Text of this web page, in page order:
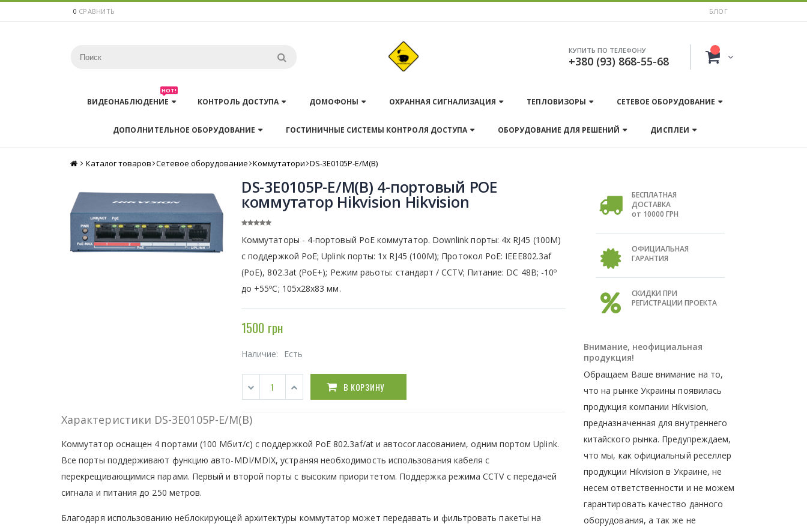
0 СРАВНИТЬ БЛОГ
КУПИТЬ ПО ТЕЛЕФОНУ
+380 (93) 868-55-68
ВИДЕОНАБЛЮДЕНИЕ
HOT!
КОНТРОЛЬ ДОСТУПА ДОМОФОНЫ ОХРАННАЯ СИГНАЛИЗАЦИЯ ТЕПЛОВИЗОРЫ СЕТЕВОЕ ОБОРУДОВАНИЕ
ДОПОЛНИТЕЛЬНОЕ ОБОРУДОВАНИЕ ГОСТИНИЧНЫЕ СИСТЕМЫ КОНТРОЛЯ ДОСТУПА ОБОРУДОВАНИЕ ДЛЯ РЕШЕНИЙ ДИСПЛЕИ
Главная
Каталог товаров Сетевое оборудование Коммутатори DS-3E0105P-E/M(B)
DS-3E0105P-E/M(B) 4-портовый POE
коммутатор Hikvision Hikvision
Коммутаторы - 4-портовый РоЕ коммутатор. Downlink порты: 4x RJ45 (100M)
с поддержкой PoE; Uplink порты: 1x RJ45 (100M); Протокол PoE: IEEE802.3af
(PoE), 802.3at (PoE+); Режим раьоты: стандарт / CCTV; Питание: DC 48В; -10º
до +55ºC; 105x28x83 мм.
1500 грн
Наличие: Есть
В КОРЗИНУ
Характеристики DS-3E0105P-E/M(B)
Коммутатор оснащен 4 портами (100 Мбит/с) с поддержкой PoE 802.3af/at и автосогласованием, одним портом Uplink.
Все порты поддерживают функцию авто-MDI/MDIX, устраняя необходимость использования кабеля с
перекрещивающимися парами. Первый и второй порты с высоким приоритетом. Поддержка режима CCTV с передачей
сигнала и питания до 250 метров.
Благодаря использованию неблокирующей архитектуры коммутатор может передавать и фильтровать пакеты на
БЕСПЛАТНАЯ
ДОСТАВКА
от 10000 ГРН
ОФИЦИАЛЬНАЯ
ГАРАНТИЯ
СКИДКИ ПРИ
РЕГИСТРАЦИИ ПРОЕКТА
Внимание, неофициальная
продукция!
Обращаем Ваше внимание на то,
что на рынке Украины появилась
продукция компании Hikvision,
предназначенная для внутреннего
китайского рынка. Предупреждаем,
что мы, как официальный реселлер
продукции Hikvision в Украине, не
несем ответственности и не можем
гарантировать качество данного
оборудования, а так же не